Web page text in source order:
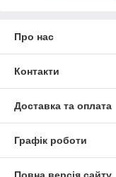
Про нас
Контакти
Доставка та оплата
Графік роботи